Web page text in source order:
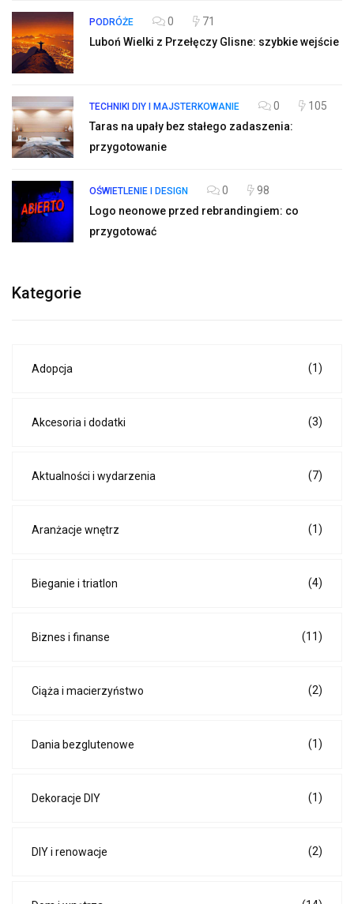
PODRÓŻE 0
71
Luboń Wielki z Przełęczy Glisne: szybkie wejście
TECHNIKI DIY I MAJSTERKOWANIE 0
105
Taras na upały bez stałego zadaszenia:
przygotowanie
OŚWIETLENIE I DESIGN 0
98
Logo neonowe przed rebrandingiem: co
przygotować
Kategorie
Adopcja (1)
Akcesoria i dodatki (3)
Aktualności i wydarzenia (7)
Aranżacje wnętrz (1)
Bieganie i triatlon (4)
Biznes i finanse (11)
Ciąża i macierzyństwo (2)
Dania bezglutenowe (1)
Dekoracje DIY (1)
DIY i renowacje (2)